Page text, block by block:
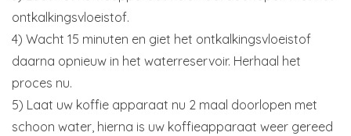
ontkalkingsvloeistof.
4) Wacht 15 minuten en giet het ontkalkingsvloeistof
daarna opnieuw in het waterreservoir. Herhaal het
proces nu.
5) Laat uw koffie apparaat nu 2 maal doorlopen met
schoon water, hierna is uw koffieapparaat weer gereed